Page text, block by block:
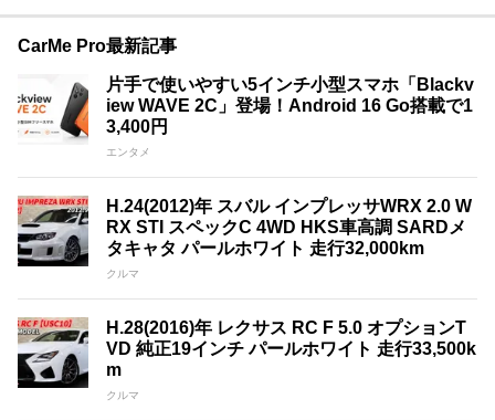
CarMe Pro最新記事
片手で使いやすい5インチ小型スマホ「Blackv
iew WAVE 2C」登場！Android 16 Go搭載で1
3,400円
エンタメ
H.24(2012)年 スバル インプレッサWRX 2.0 W
RX STI スペックC 4WD HKS車高調 SARDメ
タキャタ パールホワイト 走行32,000km
クルマ
H.28(2016)年 レクサス RC F 5.0 オプションT
VD 純正19インチ パールホワイト 走行33,500k
m
クルマ